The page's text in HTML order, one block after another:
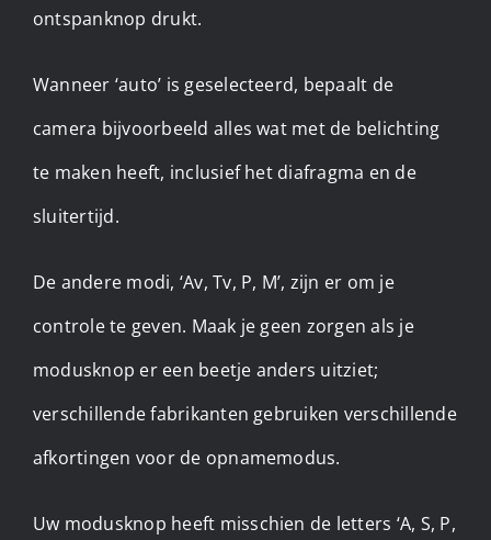
ontspanknop drukt.
Wanneer ‘auto’ is geselecteerd, bepaalt de
camera bijvoorbeeld alles wat met de belichting
te maken heeft, inclusief het diafragma en de
sluitertijd.
De andere modi, ‘Av, Tv, P, M’, zijn er om je
controle te geven. Maak je geen zorgen als je
modusknop er een beetje anders uitziet;
verschillende fabrikanten gebruiken verschillende
afkortingen voor de opnamemodus.
Uw modusknop heeft misschien de letters ‘A, S, P,